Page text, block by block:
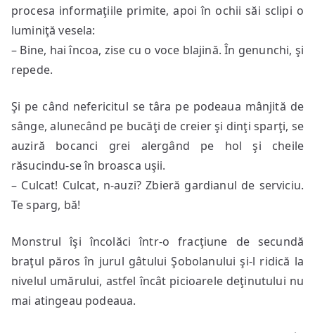
procesa informaţiile primite, apoi în ochii săi sclipi o
luminiţă vesela:
– Bine, hai încoa, zise cu o voce blajină. În genunchi, şi
repede.
Şi pe când nefericitul se târa pe podeaua mânjită de
sânge, alunecând pe bucăţi de creier şi dinţi sparţi, se
auziră bocanci grei alergând pe hol şi cheile
răsucindu-se în broasca uşii.
– Culcat! Culcat, n-auzi? Zbieră gardianul de serviciu.
Te sparg, bă!
Monstrul îşi încolăci într-o fracţiune de secundă
braţul păros în jurul gâtului Şobolanului şi-l ridică la
nivelul umărului, astfel încât picioarele deţinutului nu
mai atingeau podeaua.